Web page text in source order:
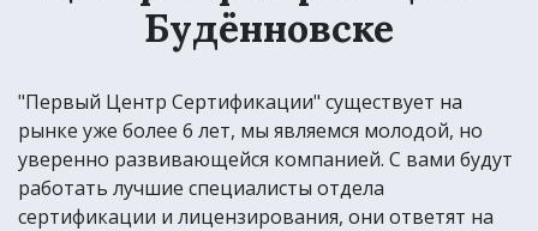
Будённовске
"Первый Центр Сертификации" существует на
рынке уже более 6 лет, мы являемся молодой, но
уверенно развивающейся компанией. С вами будут
работать лучшие специалисты отдела
сертификации и лицензирования, они ответят на